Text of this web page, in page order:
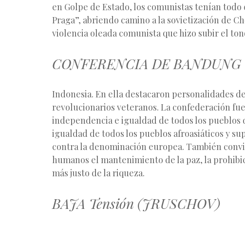
en Golpe de Estado, los comunistas tenían
Praga”, abriendo camino a la sovietización de
violencia oleada comunista que hizo subir el
CONFERENCIA DE BANDUNG
Indonesia. En ella destacaron personalidades
revolucionarios veteranos. La confederación
independencia e igualdad de todos los pueblos
igualdad de todos los pueblos afroasiáticos y
contra la denominación europea. También
humanos el mantenimiento de la paz, la
más justo de la riqueza.
BAJA Tensión (JRUSCHOV)